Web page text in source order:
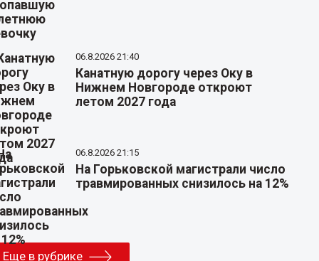
06.8.2026 21:40
Канатную дорогу через Оку в
Нижнем Новгороде откроют
летом 2027 года
06.8.2026 21:15
На Горьковской магистрали число
травмированных снизилось на 12%
Еще в рубрике